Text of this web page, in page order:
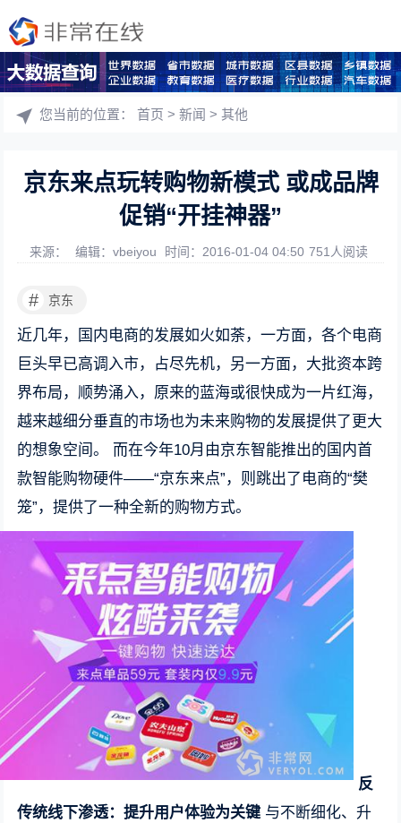
您当前的位置：首页 >新闻 >其他
京东来点玩转购物新模式 或成品牌
促销“开挂神器”
来源： 编辑：vbeiyou 时间：2016-01-04 04:50 751人阅读
# 京东
近几年，国内电商的发展如火如荼，一方面，各个电商
巨头早已高调入市，占尽先机，另一方面，大批资本跨
界布局，顺势涌入，原来的蓝海或很快成为一片红海，
越来越细分垂直的市场也为未来购物的发展提供了更大
的想象空间。 而在今年10月由京东智能推出的国内首
款智能购物硬件——“京东来点”，则跳出了电商的“樊
笼”，提供了一种全新的购物方式。
反
传统线下渗透：提升用户体验为关键与不断细化、升